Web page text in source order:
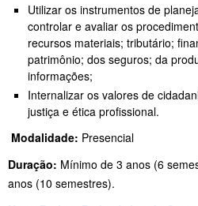
Utilizar os instrumentos de
controlar e avaliar os
recursos materiais; tributário;
patrimônio; dos seguros; da
informações;
Internalizar os valores de
justiça e ética profissional.
Modalidade: Presencial
Duração: Mínimo de 3 anos (6
anos (10 semestres).